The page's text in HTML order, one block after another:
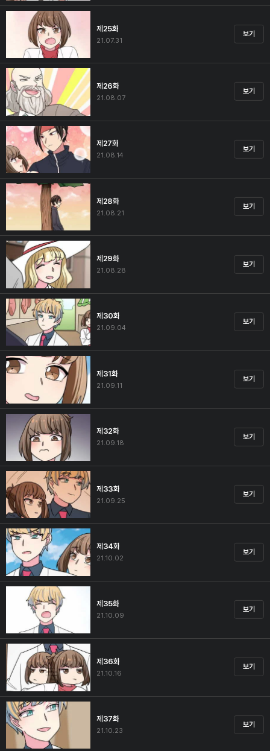
제25화
21.07.31
보기
제26화
21.08.07
보기
제27화
21.08.14
보기
제28화
21.08.21
보기
제29화
21.08.28
보기
제30화
21.09.04
보기
제31화
21.09.11
보기
제32화
21.09.18
보기
제33화
21.09.25
보기
제34화
21.10.02
보기
제35화
21.10.09
보기
제36화
21.10.16
보기
제37화
21.10.23
보기